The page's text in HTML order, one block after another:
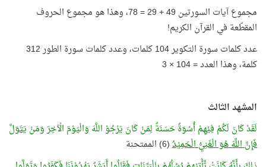
مجموع آيات السورتين 49 + 29 = 78، وهذا هو مجموع الحروف
المقطّعة في القرآن الكريم!
عدد كلمات سورة التكوير 104 كلمات، وعدد كلمات سورة الطور 312
كلمة، وهذا العدد = 104 × 3
المشهد الثالث
لَقَدْ كَانَ لَكُمْ فِيْهِمْ أُسْوَةٌ حَسَنَةٌ لِمَنْ كَانَ يَرْجُوْ اللَّهَ وَالْيَوْمَ الْآخِرَ وَمَنْ يَتَوَلَّ
فَإِنَّ اللَّهَ هُوَ الْغَنِيُّ الْحَمِيْدُ(6) الممتحنة